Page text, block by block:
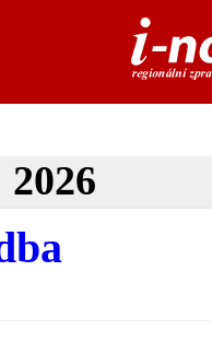
2026